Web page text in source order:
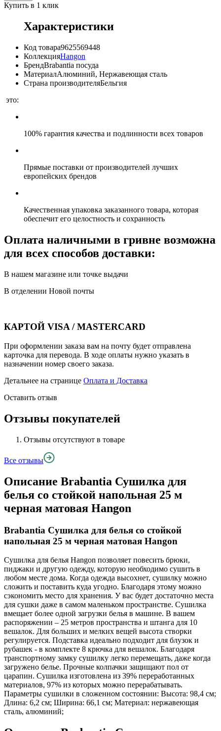
Купить в 1 клик
Характеристики
Код товара9625569448
КоллекцияНаngon
БрендBrabantia посуда
МатериалАлюминий, Нержавеющая сталь
Страна производителяБельгия
это:
100% гарантия качества и подлинности всех товаров
Прямые поставки от производителей лучших
европейских брендов
Качественная упаковка заказанного товара, которая
обеспечит его целостность и сохранность
Оплата наличными в гривне возможна
для всех способов доставки:
В нашем магазине или точке выдачи
В отделении Новой почты
КАРТОЙ VISA / MASTERCARD
При оформлении заказа вам на почту будет отправлена
карточка для перевода. В ходе оплаты нужно указать в
назначении номер своего заказа.
Детальнее на странице Оплата и Доставка
Оставить отзыв
Отзывы покупателей
Отзывы отсутствуют в товаре
Все отзывы
Описание Brabantia Сушилка для
белья со стойкой напольная 25 м
черная матовая Наngon
Brabantia Сушилка для белья со стойкой
напольная 25 м черная матовая Наngon
Сушилка для белья Hangon позволяет повесить брюки,
пиджаки и другую одежду, которую необходимо сушить в
любом месте дома. Когда одежда высохнет, сушилку можно
сложить и поставить куда угодно. Благодаря этому можно
сэкономить место для хранения. У вас будет достаточно места
для сушки даже в самом маленьком пространстве. Сушилка
вмещает более одной загрузки белья в машине. В вашем
распоряжении – 25 метров пространства и штанга для 10
вешалок. Для больших и мелких вещей высота створки
регулируется. Подставка идеально подходит для блузок и
рубашек - в комплекте 8 крючка для вешалок. Благодаря
транспортному замку сушилку легко перемещать, даже когда
загружено белье. Прочные колпачки защищают пол от
царапин. Сушилка изготовлена из 39% переработанных
материалов, 97% из которых можно перерабатывать.
Параметры сушилки в сложенном состоянии: Высота: 98,4 см;
Длина: 6,2 см; Ширина: 66,1 см; Материал: нержавеющая
сталь, алюминий;